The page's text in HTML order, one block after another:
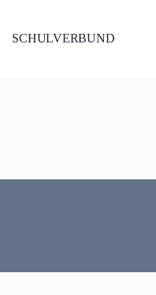
SCHULVERBUND